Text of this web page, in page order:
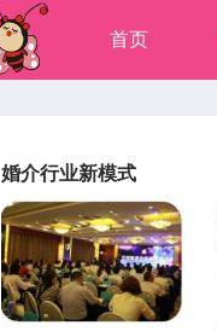
首页
婚介行业新模式